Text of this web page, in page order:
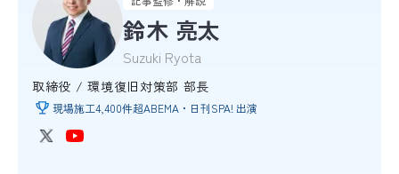
鈴木 亮太
Suzuki Ryota
取締役 / 環境復旧対策部 部長
現場施工4,400件超ABEMA・日刊SPA! 出演